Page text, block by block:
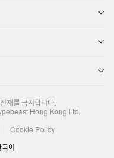
재를 금지합니다.
Hong Kong Ltd.
Cookie Policy
국어